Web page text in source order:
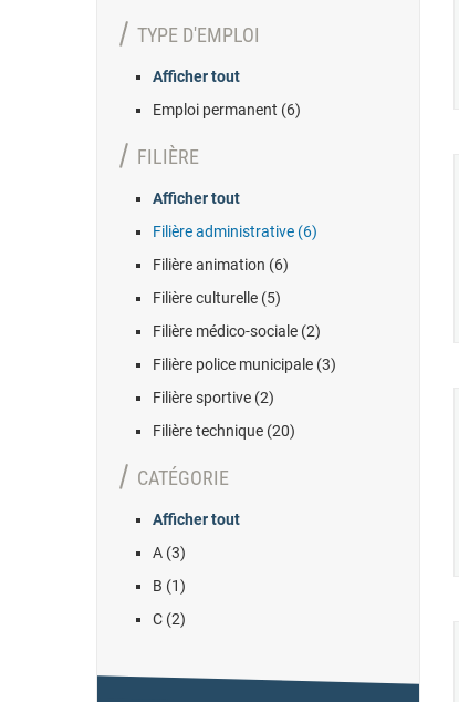
TYPE D'EMPLOI
Afficher tout
Emploi permanent (6)
FILIÈRE
Afficher tout
Filière administrative (6)
Filière animation (6)
Filière culturelle (5)
Filière médico-sociale (2)
Filière police municipale (3)
Filière sportive (2)
Filière technique (20)
CATÉGORIE
Afficher tout
A (3)
B (1)
C (2)